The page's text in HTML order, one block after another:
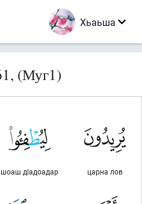
Хьаьша
(Муг1)
царна лов
шоаш дlадоадар